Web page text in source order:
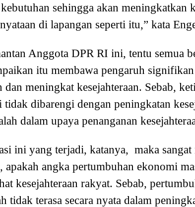
sehingga akan meningkatkan
di lapangan seperti itu,” kata
Anggota DPR RI ini, tentu semua
itu membawa pengaruh signifikan
dan meningkat kesejahteraan. Sebab,
dibarengi dengan peningkatan
dalam upaya penanganan
ini yang terjadi, katanya, maka
apakah angka pertumbuhan ekonomi
kesejahteraan rakyat. Sebab,
tidak terasa secara nyata dalam